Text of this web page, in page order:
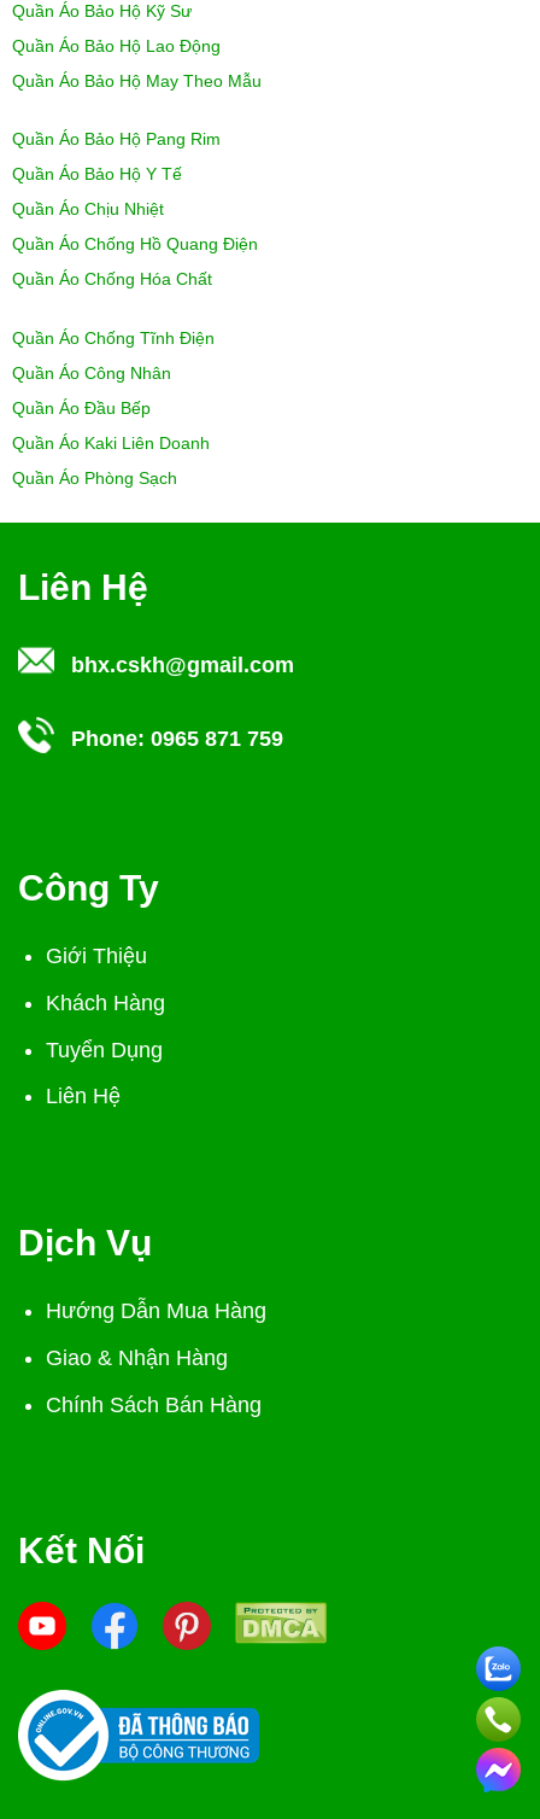
Quần Áo Bảo Hộ Kỹ Sư
Quần Áo Bảo Hộ Lao Động
Quần Áo Bảo Hộ May Theo Mẫu
Quần Áo Bảo Hộ Pang Rim
Quần Áo Bảo Hộ Y Tế
Quần Áo Chịu Nhiệt
Quần Áo Chống Hồ Quang Điện
Quần Áo Chống Hóa Chất
Quần Áo Chống Tĩnh Điện
Quần Áo Công Nhân
Quần Áo Đầu Bếp
Quần Áo Kaki Liên Doanh
Quần Áo Phòng Sạch
Liên Hệ
bhx.cskh@gmail.com
Phone: 0965 871 759
Công Ty
Giới Thiệu
Khách Hàng
Tuyển Dụng
Liên Hệ
Dịch Vụ
Hướng Dẫn Mua Hàng
Giao & Nhận Hàng
Chính Sách Bán Hàng
Kết Nối